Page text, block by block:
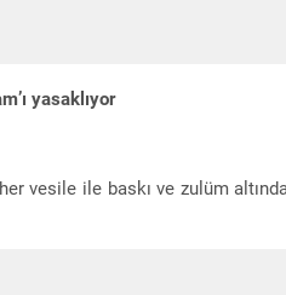
yasaklıyor
vesile ile baskı ve zulüm